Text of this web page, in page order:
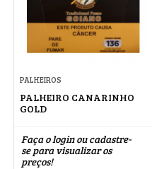
PALHEIROS
PALHEIRO CANARINHO
GOLD
Faça o login ou cadastre-
se para visualizar os
preços!